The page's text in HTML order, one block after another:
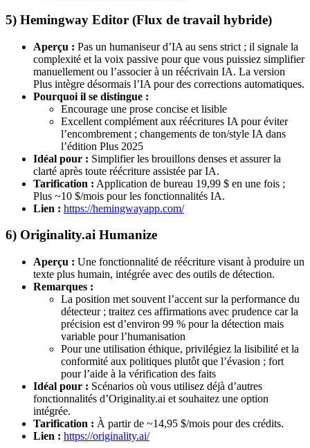
5) Hemingway Editor (Flux de travail hybride)
Aperçu : Pas un humaniseur d’IA au sens strict ; il signale la
complexité et la voix passive pour que vous puissiez simplifier
manuellement ou l’associer à un réécrivain IA. La version
Plus intègre désormais l’IA pour des corrections automatiques.
Pourquoi il se distingue :
Encourage une prose concise et lisible
Excellent complément aux réécritures IA pour éviter
l’encombrement ; changements de ton/style IA dans
l’édition Plus 2025
Idéal pour : Simplifier les brouillons denses et assurer la
clarté après toute réécriture assistée par IA.
Tarification : Application de bureau 19,99 $ en une fois ;
Plus ~10 $/mois pour les fonctionnalités IA.
Lien : https://hemingwayapp.com/
6) Originality.ai Humanize
Aperçu : Une fonctionnalité de réécriture visant à produire un
texte plus humain, intégrée avec des outils de détection.
Remarques :
La position met souvent l’accent sur la performance du
détecteur ; traitez ces affirmations avec prudence car la
précision est d’environ 99 % pour la détection mais
variable pour l’humanisation
Pour une utilisation éthique, privilégiez la lisibilité et la
conformité aux politiques plutôt que l’évasion ; fort
pour l’aide à la vérification des faits
Idéal pour : Scénarios où vous utilisez déjà d’autres
fonctionnalités d’Originality.ai et souhaitez une option
intégrée.
Tarification : À partir de ~14,95 $/mois pour des crédits.
Lien : https://originality.ai/